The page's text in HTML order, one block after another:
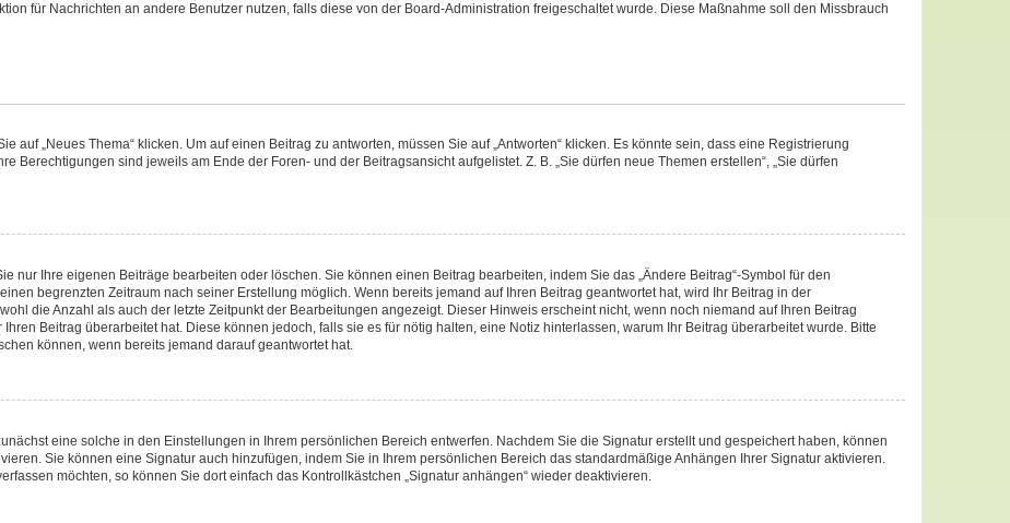
für Nachrichten an andere Benutzer nutzen, falls diese von der Board-Administration freigeschaltet wurde. Diese Maßnahme soll den Missbrauch
auf „Neues Thema“ klicken. Um auf einen Beitrag zu antworten, müssen Sie auf „Antworten“ klicken. Es könnte sein, dass eine Registrierung
Berechtigungen sind jeweils am Ende der Foren- und der Beitragsansicht aufgelistet. Z. B. „Sie dürfen neue Themen erstellen“, „Sie dürfen
nur Ihre eigenen Beiträge bearbeiten oder löschen. Sie können einen Beitrag bearbeiten, indem Sie das „Ändere Beitrag“-Symbol für den
begrenzten Zeitraum nach seiner Erstellung möglich. Wenn bereits jemand auf Ihren Beitrag geantwortet hat, wird Ihr Beitrag in der
die Anzahl als auch der letzte Zeitpunkt der Bearbeitungen angezeigt. Dieser Hinweis erscheint nicht, wenn noch niemand auf Ihren Beitrag
Beitrag überarbeitet hat. Diese können jedoch, falls sie es für nötig halten, eine Notiz hinterlassen, warum Ihr Beitrag überarbeitet wurde. Bitte
können, wenn bereits jemand darauf geantwortet hat.
eine solche in den Einstellungen in Ihrem persönlichen Bereich entwerfen. Nachdem Sie die Signatur erstellt und gespeichert haben, können
Sie können eine Signatur auch hinzufügen, indem Sie in Ihrem persönlichen Bereich das standardmäßige Anhängen Ihrer Signatur aktivieren.
möchten, so können Sie dort einfach das Kontrollkästchen „Signatur anhängen“ wieder deaktivieren.